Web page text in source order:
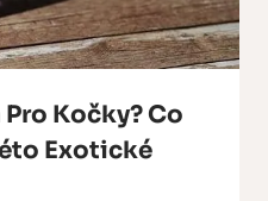
Kočky? Co
Exotické